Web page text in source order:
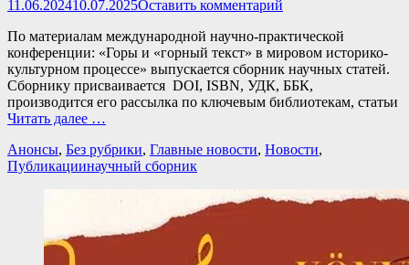
Опубликовано
11.06.202410.07.2025Оставить комментарий
По материалам международной научно-практической
конференции: «Горы и «горный текст» в мировом историко-
культурном процессе» выпускается сборник научных статей.
Сборнику присваивается DOI, ISBN, УДК, ББК,
производится его рассылка по ключевым библиотекам, статьи
Читать далее …
Категории
Анонсы, Без рубрики, Главные новости, Новости,
ПубликацииТеги
научный сборник